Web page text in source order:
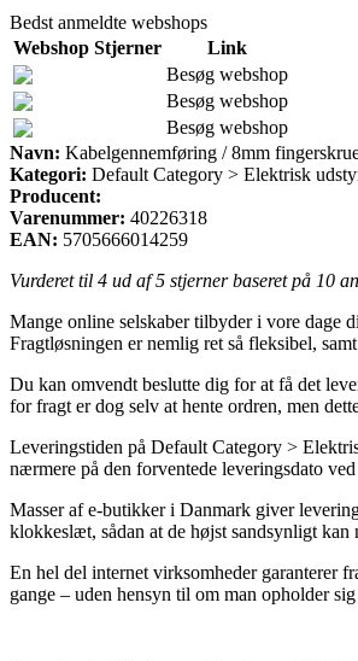
Bedst anmeldte webshops
Webshop Stjerner
Link
Besøg webshop
Besøg webshop
Besøg webshop
Navn: Kabelgennemføring / 8mm
Kategori: Default Category > Elektrisk
Producent:
Varenummer: 40226318
EAN: 5705666014259
Vurderet til 4 ud af 5 stjerner baseret på 10
Mange online selskaber tilbyder i vore dage
Fragtløsningen er nemlig ret så fleksibel,
Du kan omvendt beslutte dig for at få det
for fragt er dog selv at hente ordren, men
Leveringstiden på Default Category >
nærmere på den forventede leveringsdato
Masser af e-butikker i Danmark giver
klokkeslæt, sådan at de højst sandsynligt
En hel del internet virksomheder garanterer
gange – uden hensyn til om man opholder